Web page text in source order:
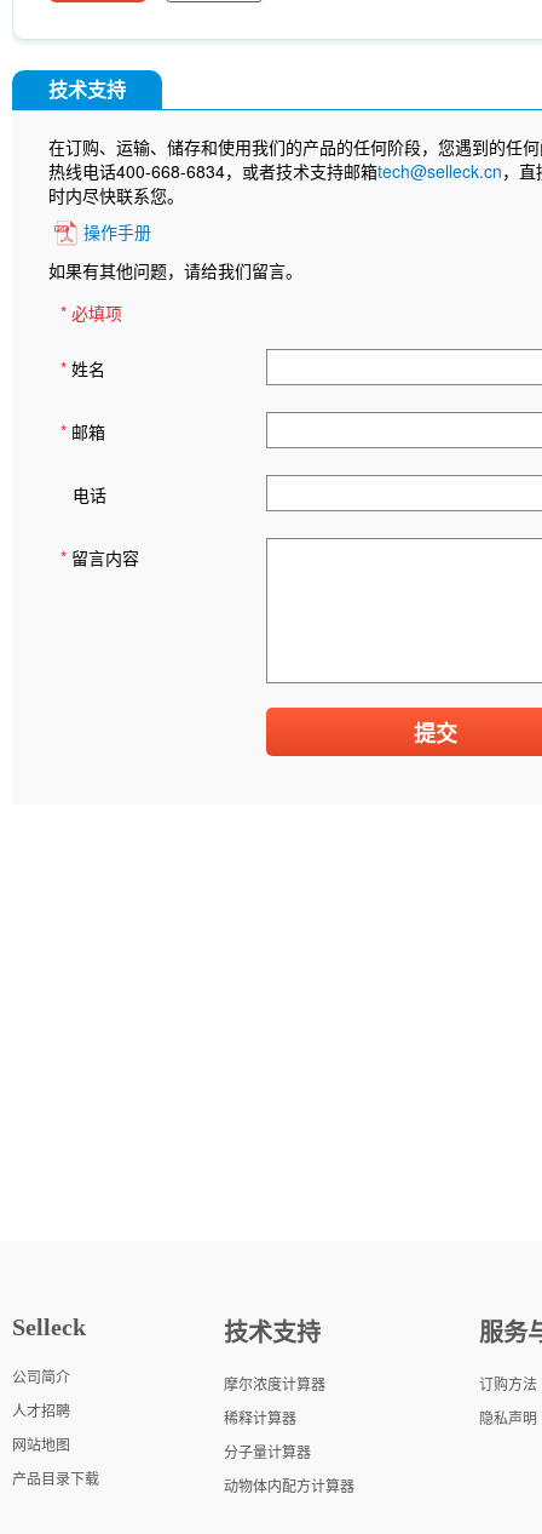
技术支持
在订购、运输、储存和使用我们的产品的任何阶段，您遇到的任
热线电话400-668-6834，或者技术支持邮箱tech@selleck.cn，
时内尽快联系您。
操作手册
如果有其他问题，请给我们留言。
* 必填项
* 姓名
* 邮箱
电话
* 留言内容
Selleck
公司简介
人才招聘
网站地图
产品目录下载
技术支持
摩尔浓度计算器
稀释计算器
分子量计算器
动物体内配方计算器
服务
订购方法
隐私声明